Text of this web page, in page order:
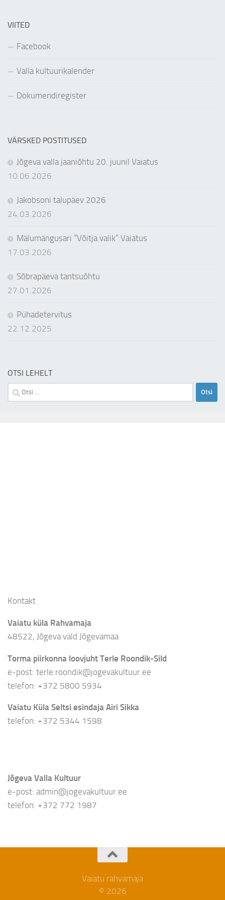
VIITED
Facebook
Valla kultuurikalender
Dokumendiregister
VÄRSKED POSTITUSED
Jõgeva valla jaaniõhtu 20. juunil Vaiatus
10.06.2026
Jakobsoni talupäev 2026
24.03.2026
Mälumängusari “Võitja valik” Vaiatus
17.03.2026
Sõbrapäeva tantsuõhtu
27.01.2026
Pühadetervitus
22.12.2025
OTSI LEHELT
Otsi:
Kontakt
Vaiatu küla Rahvamaja
48522, Jõgeva vald Jõgevamaa
Torma piirkonna loovjuht Terle Roondik-Sild
e-post: terle.roondik@jogevakultuur.ee
telefon: +372 5800 5934
Vaiatu Küla Seltsi esindaja Airi Sikka
telefon: +372 5344 1598
Jõgeva Valla Kultuur
e-post: admin@jogevakultuur.ee
telefon: +372 772 1987
Vaiatu rahvamaja
© 2026